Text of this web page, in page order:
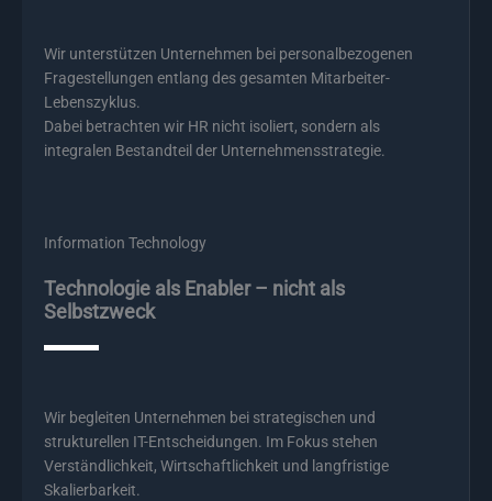
Wir unterstützen Unternehmen bei personalbezogenen
Fragestellungen entlang des gesamten Mitarbeiter-
Lebenszyklus.
Dabei betrachten wir HR nicht isoliert, sondern als
integralen Bestandteil der Unternehmensstrategie.
Information Technology
Technologie als Enabler – nicht als
Selbstzweck
Wir begleiten Unternehmen bei strategischen und
strukturellen IT-Entscheidungen. Im Fokus stehen
Verständlichkeit, Wirtschaftlichkeit und langfristige
Skalierbarkeit.